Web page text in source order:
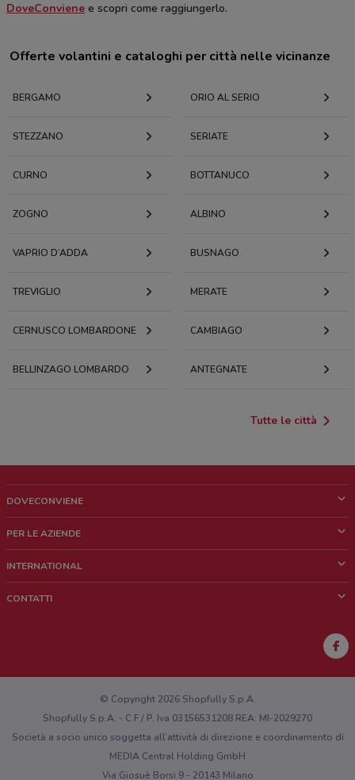
DoveConviene e scopri come raggiungerlo.
Offerte volantini e cataloghi per città nelle vicinanze
BERGAMO ORIO AL SERIO
STEZZANO SERIATE
CURNO BOTTANUCO
ZOGNO ALBINO
VAPRIO D’ADDA BUSNAGO
TREVIGLIO MERATE
CERNUSCO LOMBARDONE CAMBIAGO
BELLINZAGO LOMBARDO ANTEGNATE
Tutte le città
DOVECONVIENE
Chi siamo
Lavora con noi
PER LE AZIENDE
Richieste commerciali e marketing
INTERNATIONAL
CONTATTI
Hai un malfunzionamento sul web o sull'app?
© Copyright 2026 Shopfully S.p.A.
Shopfully S.p.A. - C.F / P. Iva 03156531208 REA: MI-2029270
Società a socio unico soggetta all’attività di direzione e coordinamento di
MEDIA Central Holding GmbH
Via Giosuè Borsi 9 - 20143 Milano